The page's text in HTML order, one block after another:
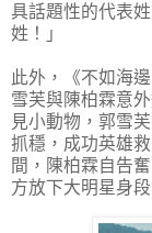
具話題性的代表
姓！」
此外，《不如海
雪芙與陳柏霖意
見小動物，郭雪
抓穩，成功英雄
間，陳柏霖自告
方放下大明星身